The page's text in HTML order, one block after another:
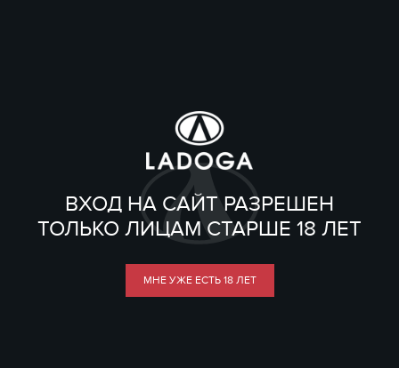
ВХОД НА САЙТ РАЗРЕШЕН
ТОЛЬКО ЛИЦАМ СТАРШЕ 18 ЛЕТ
МНЕ УЖЕ ЕСТЬ 18 ЛЕТ